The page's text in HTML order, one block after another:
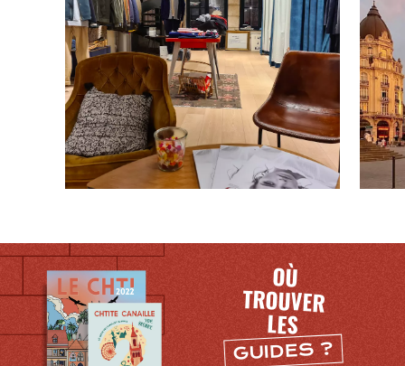
OÙ
TROUVER
LES
GUIDES ?